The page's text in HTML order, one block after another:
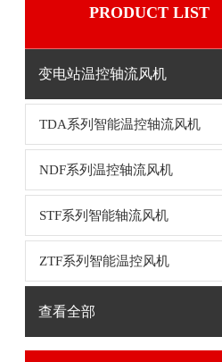
PRODUCT LIST
变电站温控轴流风机
TDA系列智能温控轴流风机
NDF系列温控轴流风机
STF系列智能轴流风机
ZTF系列智能温控风机
查看全部